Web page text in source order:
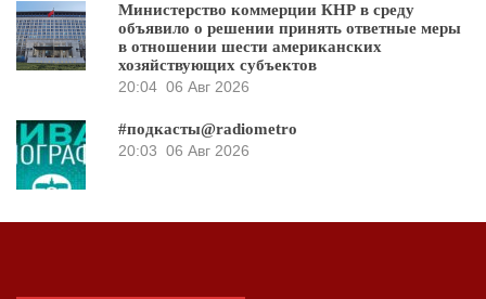
Министерство коммерции КНР в среду
объявило о решении принять ответные меры
в отношении шести американских
хозяйствующих субъектов
20:04 06 Авг 2026
#подкасты@radiometro
20:03 06 Авг 2026